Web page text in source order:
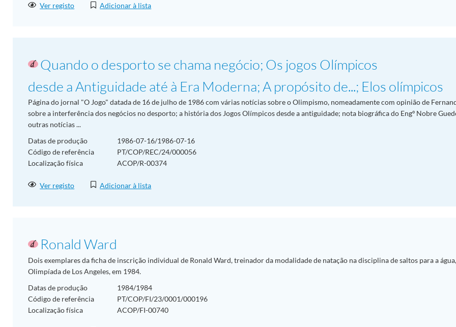
Ver registo Adicionar à lista
Quando o desporto se chama negócio; Os jogos Olímpicos
desde a Antiguidade até à Era Moderna; A propósito de...; Elos olímpicos
Página do jornal "O Jogo" datada de 16 de julho de 1986 com várias notícias sobre o Olimpismo, nomeadamente com opinião de
sobre a interferência dos negócios no desporto; a história dos Jogos Olímpicos desde a antiguidade; nota biográfica do Engº Nobre
outras notícias ...
Datas de produção
1986-07-16/1986-07-16
Código de referência
PT/COP/REC/24/000056
Localização física
ACOP/R-00374
Ver registo Adicionar à lista
Ronald Ward
Dois exemplares da ficha de inscrição individual de Ronald Ward, treinador da modalidade de natação na disciplina de saltos para a
Olimpíada de Los Angeles, em 1984.
Datas de produção
1984/1984
Código de referência
PT/COP/FI/23/0001/000196
Localização física
ACOP/FI-00740